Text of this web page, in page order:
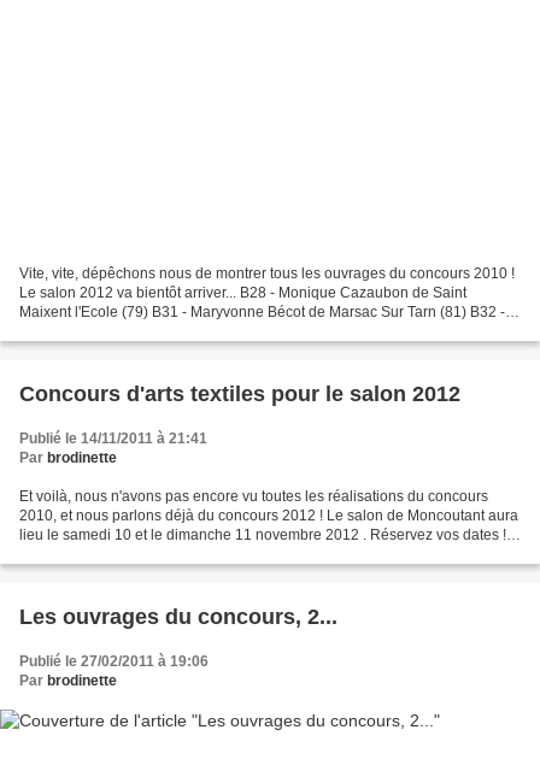
Vite, vite, dépêchons nous de montrer tous les ouvrages du concours 2010 !
Le salon 2012 va bientôt arriver... B28 - Monique Cazaubon de Saint
Maixent l'Ecole (79) B31 - Maryvonne Bécot de Marsac Sur Tarn (81) B32 -
Concours d'arts textiles pour le salon 2012
Publié le 14/11/2011 à 21:41
Par brodinette
Et voilà, nous n'avons pas encore vu toutes les réalisations du concours
2010, et nous parlons déjà du concours 2012 ! Le salon de Moncoutant aura
lieu le samedi 10 et le dimanche 11 novembre 2012 . Réservez vos dates !
Les ouvrages du concours, 2...
Publié le 27/02/2011 à 19:06
Par brodinette